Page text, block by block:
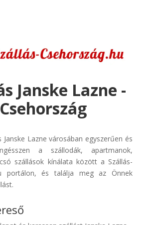
Janske Lazne -
Csehország
Janske Lazne városában egyszerűen és
a szállodák, apartmanok,
szállások kínálata között a Szállás-
portálon, és találja meg az Önnek